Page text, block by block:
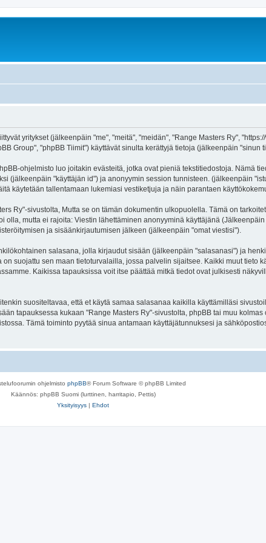
yritykset (jälkeenpäin "me", "meitä", "meidän", "Range Masters Ry",
Group", "phpBB Tiimit") käyttävät sinulta kerättyjä tietoja (jälkeenpäin "sinun
ohjelmisto luo joitakin evästeitä, jotka ovat pieniä tekstitiedostoja. Nämä
(jälkeenpäin "käyttäjän id") ja anonyymin session tunnisteen. (jälkeenpäin
käytetään tallentamaan lukemiasi vestiketjuja ja näin parantaen
Ry"-sivustolta, Mutta se on tämän dokumentin ulkopuolella. Tämä on
olla, mutta ei rajoita: Viestin lähettäminen anonyyminä käyttäjänä
ja sisäänkirjautumisen jälkeen (jälkeenpäin "omat viestisi").
salasana, jolla kirjaudut sisään (jälkeenpäin "salasanasi") ja
suojattu sen maan tietoturvalailla, jossa palvelin sijaitsee. Kaikki muut tieto
Kaikissa tapauksissa voit itse päättää mitkä tiedot ovat julkisesti
suositeltavaa, että et käytä samaa salasanaa kaikilla käyttämilläsi
tapauksessa kukaan "Range Masters Ry"-sivustolta, phpBB tai muu
Tämä toiminto pyytää sinua antamaan käyttäjätunnuksesi ja
ohjelmisto phpBB® Forum Software © phpBB Limited
Käännös: phpBB Suomi (lurttinen, harritapio, Pettis)
Yksityisyys | Ehdot